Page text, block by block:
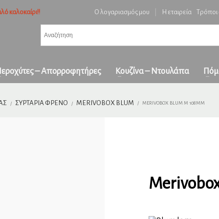
ειδών και επιβεβαίωση παραγγελίας.
όλη την Ελλάδα
επικοινωνήστε μαζί μας στοorders1georgakakis@gmail.com | Τώρα
καλοκαίρι!! Ο λογαριασμός μου Η εταιρεία
– Απορροφητήρες Κουζίνα – Ντουλάπα
ΣΥΡΤΆΡΙΑ ΦΡΈΝΟ MERIVOBOX BLUM MERIVOBOX BLUM M 108MM